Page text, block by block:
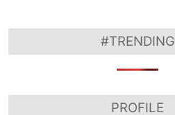
#TRENDING
PROFILE